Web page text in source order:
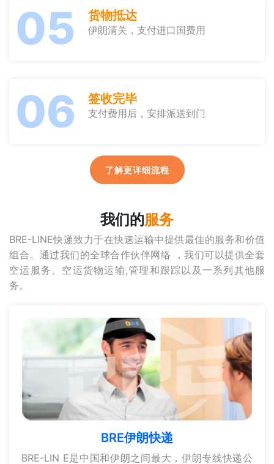
05 货物抵达
伊朗清关，支付进口国费用
06 签收完毕
支付费用后，安排派送到门
了解更详细流程
我们的服务
BRE-LINE快递致力于在快速运输中提供最佳的服务和价值
组合。通过我们的全球合作伙伴网络 ，我们可以提供全套
空运服务、空运货物运输,管理和跟踪以及一系列其他服
务。
BRE伊朗快递
BRE-LIN E是中国和伊朗之间最大，伊朗专线快递公